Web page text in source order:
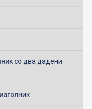
со два дадени